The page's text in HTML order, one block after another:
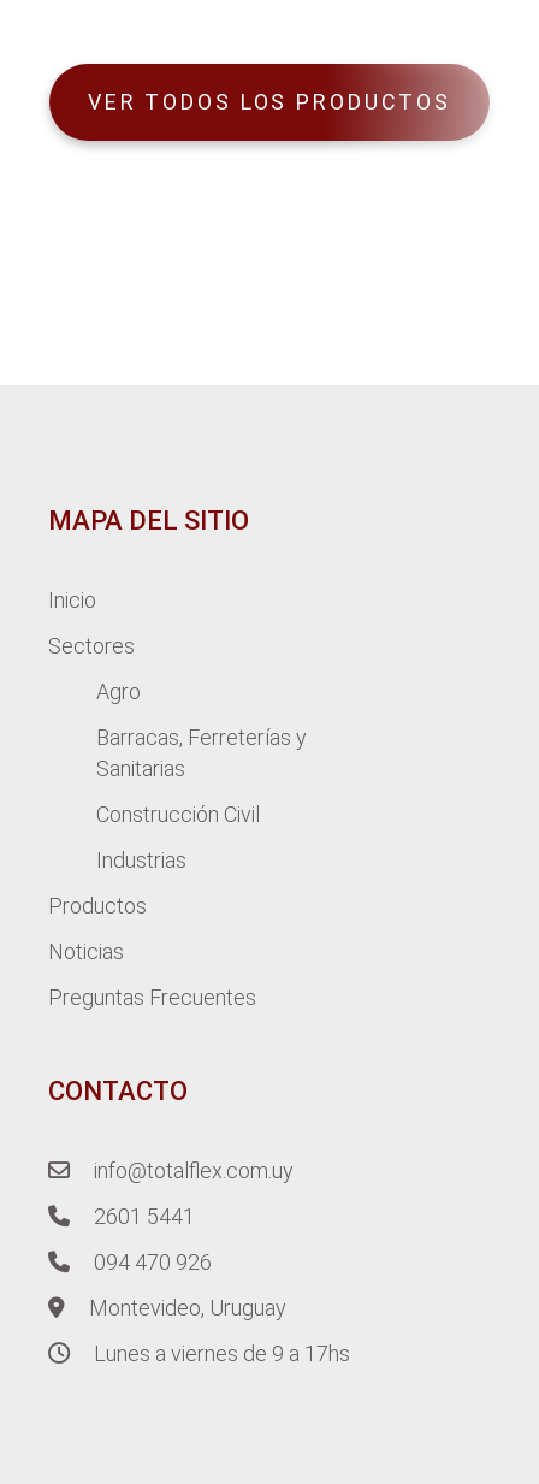
VER TODOS LOS PRODUCTOS
MAPA DEL SITIO
Inicio
Sectores
Agro
Barracas, Ferreterías y
Sanitarias
Construcción Civil
Industrias
Productos
Noticias
Preguntas Frecuentes
CONTACTO
info@totalflex.com.uy
2601 5441
094 470 926
Montevideo, Uruguay
Lunes a viernes de 9 a 17hs